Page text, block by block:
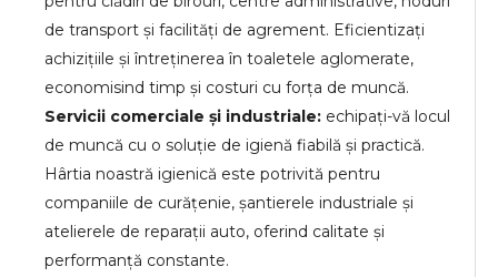
de transport și facilități de agrement. Eficientizați
achizițiile și întreținerea în toaletele aglomerate,
economisind timp și costuri cu forța de muncă.
Servicii comerciale și industriale: echipați-vă locul
de muncă cu o soluție de igienă fiabilă și practică.
Hârtia noastră igienică este potrivită pentru
companiile de curățenie, șantierele industriale și
atelierele de reparații auto, oferind calitate și
performanță constante.